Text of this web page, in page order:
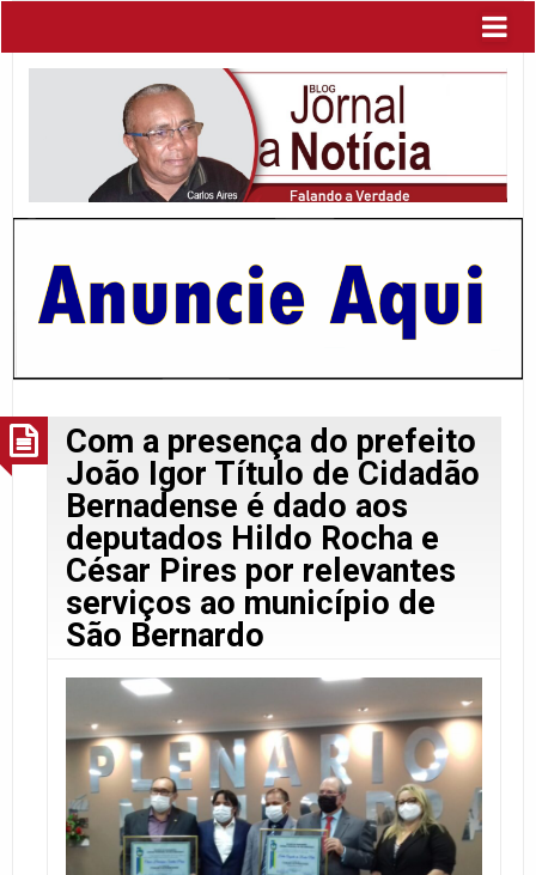
Com a presença do prefeito
João Igor Título de Cidadão
Bernadense é dado aos
deputados Hildo Rocha e
César Pires por relevantes
serviços ao município de
São Bernardo